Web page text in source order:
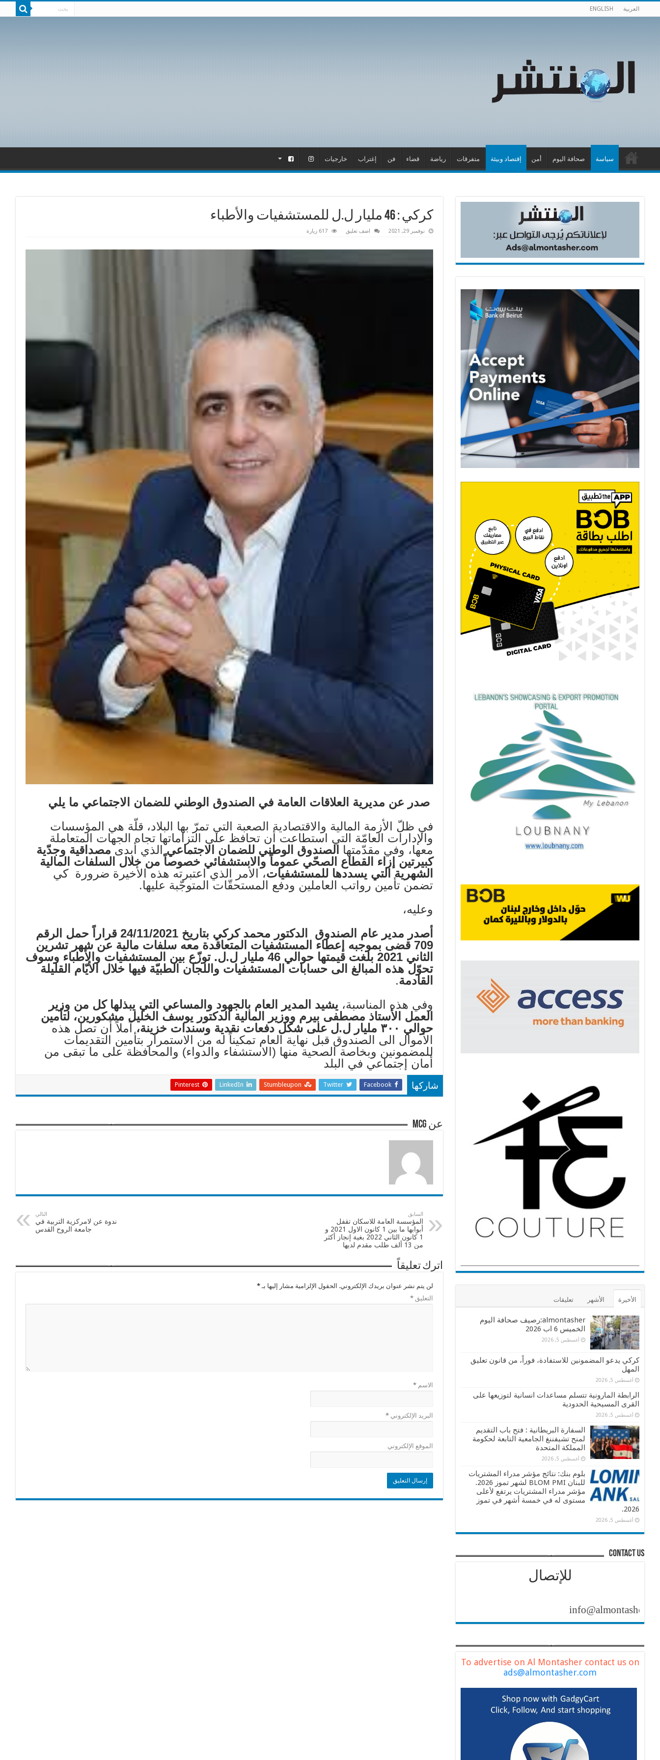
العربية ENGLISH
سياسة صحافة اليوم أمن إقتصاد وبيئة متفرقات رياضة قضاء فن إغتراب خارجيات
كركي : 46 مليار ل.ل للمستشفيات والأطباء
نوفمبر 29, 2021 اضف تعليق 617 زيارة
صدر عن مديرية العلاقات العامة في الصندوق الوطني للضمان الاجتماعي ما يلي
في ظلّ الأزمة المالية والاقتصادية الصعبة التي تمرّ بها البلاد، قلّة هي المؤسسات
والإدارات العامّة التي استطاعت أن تحافظ على التزاماتها تجاه الجهات المتعاملة
معها، وفي مقدّمتها الصندوق الوطني للضمان الاجتماعيالذي أبدىمصداقية وجدّية
كبيرتين إزاء القطاع الصحّي عموماً والاستشفائي خصوصاً من خلال السلفات المالية
الشهرية التي يسددها للمستشفيات، الأمر الذي اعتبرته هذه الأخيرة ضرورة كي
تضمن تأمين رواتب العاملين ودفع المستحقّات المتوجّبة عليها.
وعليه،
أصدر مدير عام الصندوق الدكتور محمد كركي بتاريخ 24/11/2021 قراراً حمل الرقم
709 قضى بموجبه إعطاء المستشفيات المتعاقدة معه سلفات مالية عن شهر
تشرين
الثاني 2021 بلغت قيمتها حوالي 46 مليار ل.ل. توزّع بين المستشفيات والأطباء وسوف
تحوّل هذه المبالغ الى حسابات المستشفيات واللجان الطبيّة فيها خلال الأيّام القليلة
القادمة.
وفي هذه المناسبة، يشيد المدير العام بالجهود والمساعي التي يبذلها كل من وزير
العمل الأستاذ مصطفى بيرم ووزير المالية الدكتور يوسف الخليل مشكورين، لتأمين
حوالي ٣٠٠ مليار ل.ل على شكل دفعات نقدية وسندات خزينة،
آملاً أن تصل هذه
الأموال الى الصندوق قبل نهاية العام تمكيناً له من الاستمرار بتأمين التقديمات
للمضمونين وبخاصة الصحية منها (الاستشفاء والدواء) والمحافظة على ما تبقى من
أمان إجتماعي في البلد
شاركها Facebook
Twitter
Stumbleupon
LinkedIn
Pinterest
عن mcg
السابق
المؤسسة العامة للاسكان تقفل
أبوابها ما بين 1 كانون الاول 2021 و
1 كانون الثاني 2022 بغية إنجاز أكثر
من 13 ألف طلب مقدم لديها
التالي
ندوة عن لامركزية التربية في
جامعة الروح القدس
اترك تعليقاً
لن يتم نشر عنوان بريدك الإلكتروني. الحقول الإلزامية مشار إليها بـ *
التعليق *
الاسم *
البريد الإلكتروني *
الموقع الإلكتروني
الأخيرة الأشهر تعليقات
almontasher:رصيف صحافة اليوم
الخميس 6 اب 2026
أغسطس 5, 2026
كركي يدعو المضمونين للاستفادة، فوراً، من قانون تعليق
المهل
أغسطس 5, 2026
الرابطة المارونية تتسلم مساعدات انسانية لتوزيعها على
القرى المسيحية الحدودية
أغسطس 5, 2026
السفارة البريطانية : فتح باب التقديم
لمنح تشيفننغ الجامعية التابعة لحكومة
المملكة المتحدة
أغسطس 5, 2026
بلوم بنك: نتائج مؤشر مدراء المشتريات
للبنان BLOM PMI لشهر تموز 2026.
مؤشر مدراء المشتريات يرتفع لأعلى
مستوى له في خمسة أشهر في تموز
2026.
أغسطس 5, 2026
contact us
للإتصال
info@almontasher.com
To advertise on Al Montasher contact us on
ads@almontasher.com